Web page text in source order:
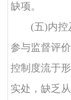
缺项。
(五)内控
参与监督评
控制度流于
实处，缺乏